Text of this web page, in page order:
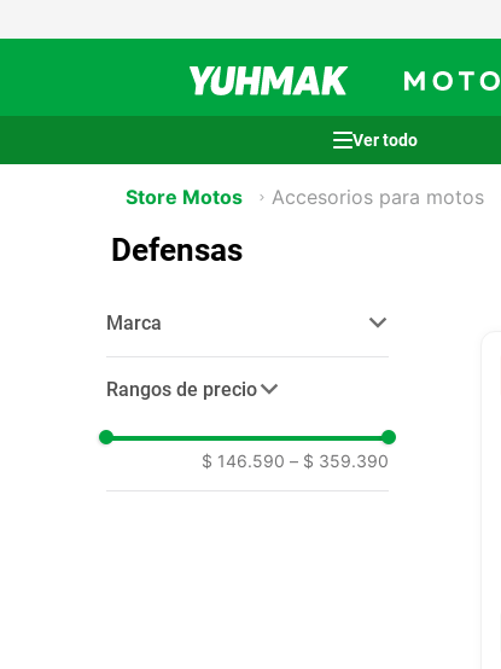
Store Motos Accesorios para motos
Defensas
Marca
kawasaki store (1
Rangos de precio
$ 146.590 – $ 359.390
lavarropas